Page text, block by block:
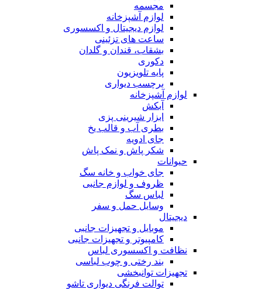
مجسمه
لوازم آشپزخانه
لوازم دیجیتال و اکسسوری
ساعت های تزئینی
بشقاب، قندان و گلدان
دکوری
پایه تلویزیون
برچسب دیواری
لوازم آشپزخانه
آبکش
ابزار شیرینی پزی
بطری آب و قالب یخ
جای ادویه
شکر پاش و نمک پاش
حیوانات
جای خواب و خانه سگ
ظروف و لوازم جانبی
لباس سگ
وسایل حمل و سفر
دیجیتال
موبایل و تجهیزات جانبی
کامپیوتر و تجهیزات جانبی
نظافت و اکسسوری لباس
بند رختی و چوب لباسی
تجهیزات توانبخشی
توالت فرنگی دیواری تاشو